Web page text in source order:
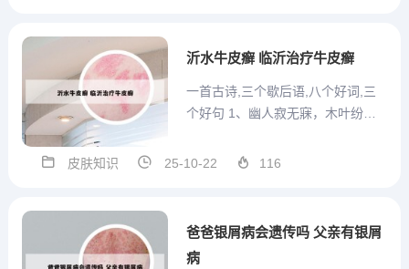
病理机制涉及T淋巴细胞异常活化、
沂水牛皮癣 临沂治疗牛皮癣
一首古诗,三个歇后语,八个好词,三
个好句 1、幽人寂无寐，木叶纷纷
使青灯晓，还伤夏衣薄。宁知岁方
布）名泉七十二，趵突天下无。
皮肤知识 25-10-22 116
爸爸银屑病会遗传吗 父亲有银屑
病